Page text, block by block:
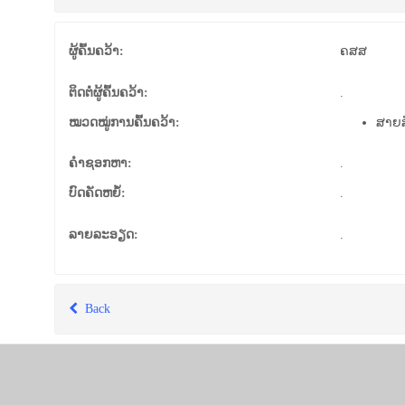
ຜູ້ຄົ້ນຄວ້າ: ຄສສ
ຕິດຕໍ່ຜູ້ຄົ້ນຄວ້າ:
ໝວດໝູ່ການຄົ້ນຄວ້າ: ສາຍ
ຄຳຊອກຫາ: .
ບົດຄັດຫຍໍ້: .
ລາຍລະອຽດ:
Back